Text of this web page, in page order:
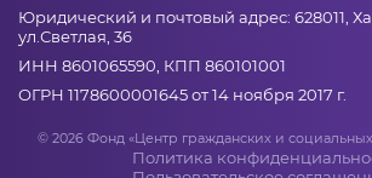
Юридический и почтовый адрес: 628011,
ул.Светлая, 36
ИНН 8601065590, КПП 860101001
ОГРН 1178600001645 от 14 ноября 2017 г.
© 2026 Фонд «Центр гражданских и
Политика